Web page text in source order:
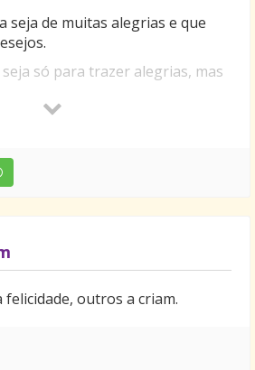
seja de muitas alegrias e que
só para trazer alegrias, mas
a vida nos oferece.
importantes em sua vida.
transformem em realidade.
amigo!
outros a criam.